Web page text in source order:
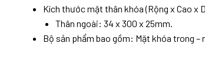
Kích thước mặt thân khóa (Rộng x Cao x
Thân ngoài: 34 x 300 x 25mm.
Bộ sản phẩm bao gồm: Mặt khóa trong